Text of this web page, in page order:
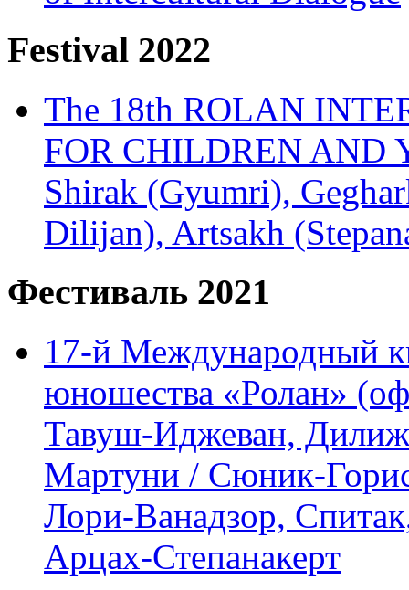
Festival 2022
The 18th ROLAN
FOR CHILDREN AND
Shirak (Gyumri),
Dilijan), Artsakh
Фестиваль 2021
17-й Международный
юношества «Ролан»
Тавуш-Иджеван,
Мартуни / Сюник-
Лори-Ванадзор,
Арцах-Степанакерт